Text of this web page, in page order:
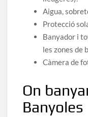
Aigua,
Protecció
Banyador i
les zones de
Càmera de
On
Banyoles